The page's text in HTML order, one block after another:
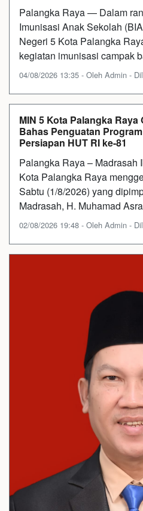
Palangka Raya — Dalam
Imunisasi Anak Sekolah
Negeri 5 Kota Palangka
kegiatan imunisasi campak
04/08/2026 13:35 - Oleh Admin -
MIN 5 Kota Palangka Raya
Bahas Penguatan
Persiapan HUT RI ke-81
Palangka Raya – Madrasah
Kota Palangka Raya
Sabtu (1/8/2026) yang
Madrasah, H. Muhamad
02/08/2026 19:48 - Oleh Admin -